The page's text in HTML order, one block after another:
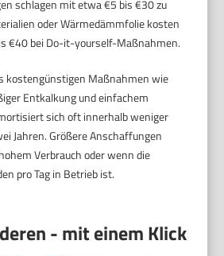
schlagen mit etwa €5 bis €30 zu
oder Wärmedämmfolie kosten
€40 bei Do-it-yourself-Maßnahmen.
kostengünstigen Maßnahmen wie
Entkalkung und einfachem
sich oft innerhalb weniger
Jahren. Größere Anschaffungen
Verbrauch oder wenn die
pro Tag in Betrieb ist.